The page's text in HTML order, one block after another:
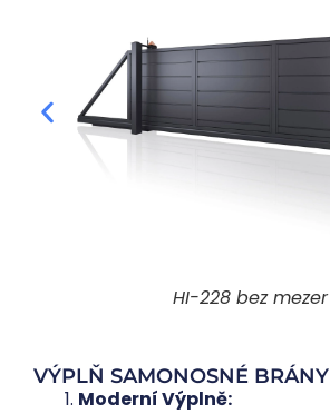
HI-228 bez mezer
VÝPLŇ SAMONOSNÉ BRÁNY
Moderní Výplně: